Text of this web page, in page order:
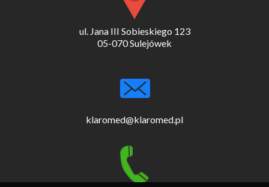
ul. Jana III Sobieskiego 123
05-070 Sulejówek
klaromed@klaromed.pl